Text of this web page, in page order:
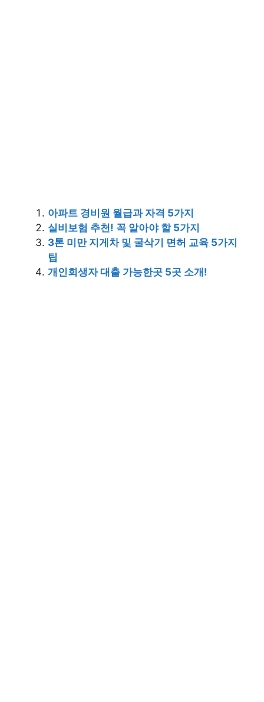
아파트 경비원 월급과 자격 5가지
실비보험 추천! 꼭 알아야 할 5가지
3톤 미만 지게차 및 굴삭기 면허 교육 5가지
팁
개인회생자 대출 가능한곳 5곳 소개!